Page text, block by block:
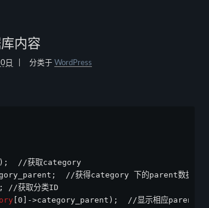
内容
日 分类于 WordPress
//获取category
//获得category 下的parent数据库内
//获取分类ID
[0]->category_parent);  //显示相应parent的